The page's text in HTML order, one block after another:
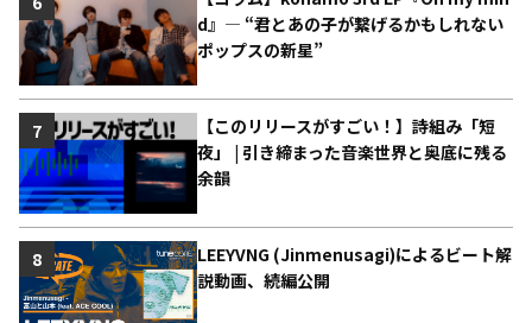
d』― “君とあの子が繋げるかもしれない
ポップスの新星”
【このリリースがすごい！】詩組み「短
夜」 | 引き締まった音楽世界と奥底に残る
余韻
7
LEEYVNG (Jinmenusagi)によるビート解
説動画、続編公開
8